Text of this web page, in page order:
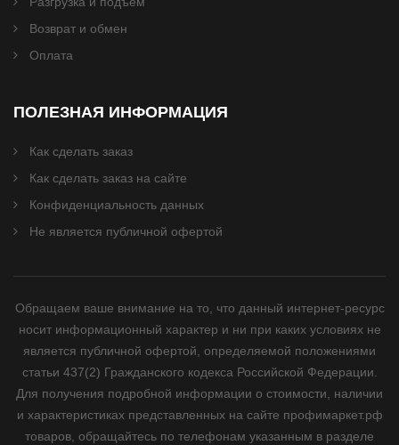
Возврат и обмен
Оплата
ПОЛЕЗНАЯ ИНФОРМАЦИЯ
Как сделать заказ
Как сделать заказ на сайте
Конфиденциальность данных
Не является публичной офертой
Обращаем ваше внимание на то, что данный интернет-ресурс
носит информационный характер и ни при каких условиях не
является публичной офертой, определяемой положениями
статьи 437(2) Гражданского кодекса Российской Федерации.
Для получения подробной информации о стоимости, наличии
и характеристиках представленных на сайте профимаркет.рф
товаров, обращайтесь по телефонам указанным в разделе